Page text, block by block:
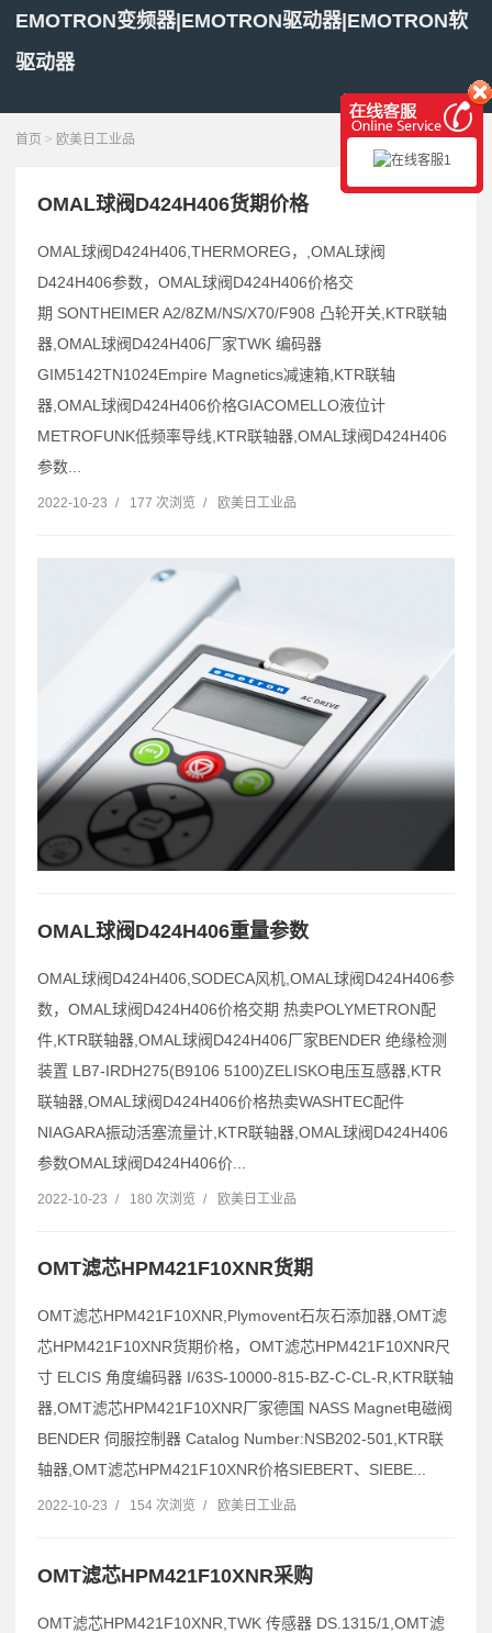
EMOTRON变频器|EMOTRON驱动器|EMOTRON软
驱动器
展开菜单
首页 > 欧美日工业品
OMAL球阀D424H406货期价格
OMAL球阀D424H406,THERMOREG，,OMAL球阀
D424H406参数，OMAL球阀D424H406价格交
期 SONTHEIMER A2/8ZM/NS/X70/F908 凸轮开关,KTR联轴
器,OMAL球阀D424H406厂家TWK 编码器
GIM5142TN1024Empire Magnetics减速箱,KTR联轴
器,OMAL球阀D424H406价格GIACOMELLO液位计
METROFUNK低频率导线,KTR联轴器,OMAL球阀D424H406
参数...
2022-10-23 / 177 次浏览 / 欧美日工业品
OMAL球阀D424H406重量参数
OMAL球阀D424H406,SODECA风机,OMAL球阀D424H406参
数，OMAL球阀D424H406价格交期 热卖POLYMETRON配
件,KTR联轴器,OMAL球阀D424H406厂家BENDER 绝缘检测
装置 LB7-IRDH275(B9106 5100)ZELISKO电压互感器,KTR
联轴器,OMAL球阀D424H406价格热卖WASHTEC配件
NIAGARA振动活塞流量计,KTR联轴器,OMAL球阀D424H406
参数OMAL球阀D424H406价...
2022-10-23 / 180 次浏览 / 欧美日工业品
OMT滤芯HPM421F10XNR货期
OMT滤芯HPM421F10XNR,Plymovent石灰石添加器,OMT滤
芯HPM421F10XNR货期价格，OMT滤芯HPM421F10XNR尺
寸 ELCIS 角度编码器 I/63S-10000-815-BZ-C-CL-R,KTR联轴
器,OMT滤芯HPM421F10XNR厂家德国 NASS Magnet电磁阀
BENDER 伺服控制器 Catalog Number:NSB202-501,KTR联
轴器,OMT滤芯HPM421F10XNR价格SIEBERT、SIEBE...
2022-10-23 / 154 次浏览 / 欧美日工业品
OMT滤芯HPM421F10XNR采购
OMT滤芯HPM421F10XNR,TWK 传感器 DS.1315/1,OMT滤